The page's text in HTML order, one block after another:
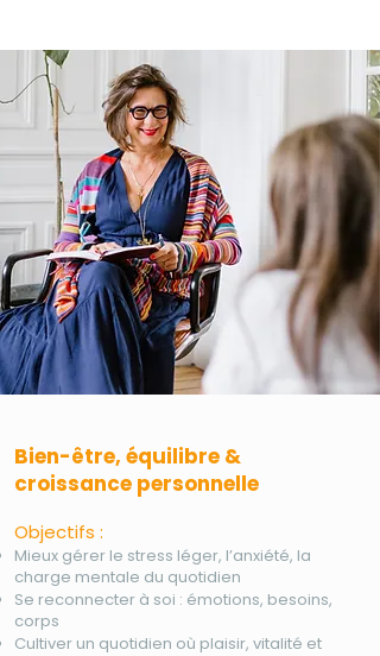
Bien-être, équilibre &
croissance personnelle
Objectifs :
Mieux gérer le stress léger, l’anxiété, la
charge mentale du quotidien
Se reconnecter à soi : émotions, besoins,
corps
Cultiver un quotidien où plaisir, vitalité et